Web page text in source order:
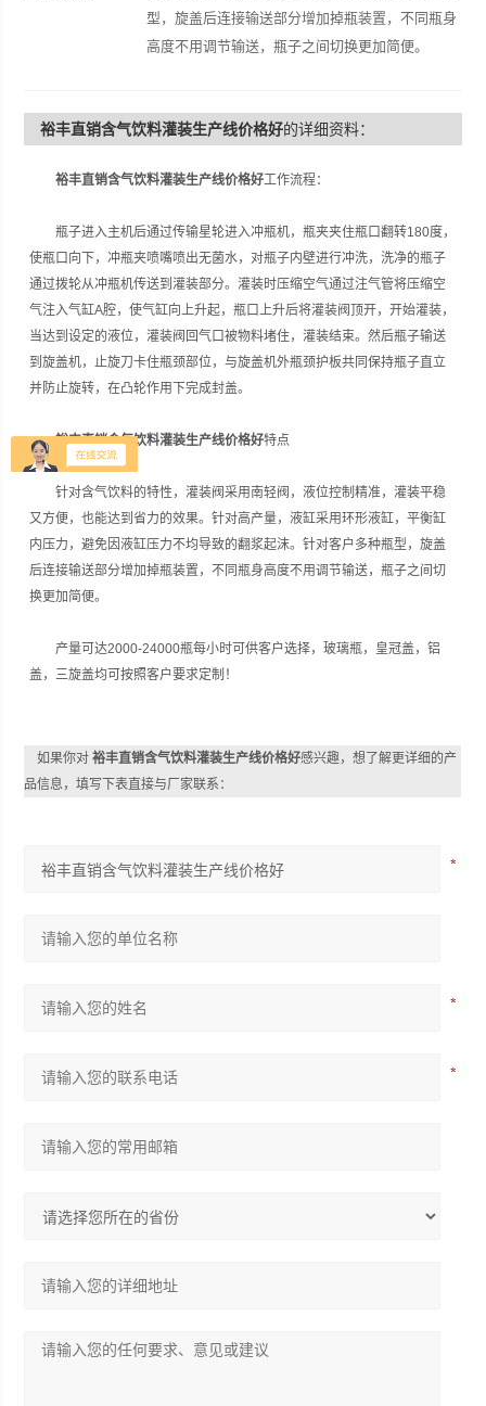
型，旋盖后连接输送部分增加掉瓶装置，不同瓶身
高度不用调节输送，瓶子之间切换更加简便。
裕丰直销含气饮料灌装生产线价格好的详细资料：
裕丰直销含气饮料灌装生产线价格好工作流程：
瓶子进入主机后通过传输星轮进入冲瓶机，瓶夹夹住瓶口翻转180度，
使瓶口向下，冲瓶夹喷嘴喷出无菌水，对瓶子内壁进行冲洗，洗净的瓶子
通过拨轮从冲瓶机传送到灌装部分。灌装时压缩空气通过注气管将压缩空
气注入气缸A腔，使气缸向上升起，瓶口上升后将灌装阀顶开，开始灌装，
当达到设定的液位，灌装阀回气口被物料堵住，灌装结束。然后瓶子输送
到旋盖机，止旋刀卡住瓶颈部位，与旋盖机外瓶颈护板共同保持瓶子直立
并防止旋转，在凸轮作用下完成封盖。
裕丰直销含气饮料灌装生产线价格好特点
针对含气饮料的特性，灌装阀采用南轻阀，液位控制精准，灌装平稳
又方便，也能达到省力的效果。针对高产量，液缸采用环形液缸，平衡缸
内压力，避免因液缸压力不均导致的翻浆起沫。针对客户多种瓶型，旋盖
后连接输送部分增加掉瓶装置，不同瓶身高度不用调节输送，瓶子之间切
换更加简便。
产量可达2000-24000瓶每小时可供客户选择，玻璃瓶，皇冠盖，铝
盖，三旋盖均可按照客户要求定制！
如果你对裕丰直销含气饮料灌装生产线价格好感兴趣，想了解更详细的产
品信息，填写下表直接与厂家联系：